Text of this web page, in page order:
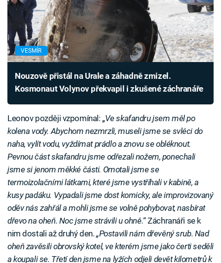
VESMÍR
Nouzově přistál na Urale a záhadně zmizel.
Kosmonaut Volynov překvapil i zkušené záchranáře
Leonov později vzpomínal: „Ve skafandru jsem měl po
kolena vody. Abychom nezmrzli, museli jsme se svléci do
naha, vylít vodu, vyždímat prádlo a znovu se obléknout.
Pevnou část skafandru jsme odřezali nožem, ponechali
jsme si jenom měkké části. Omotali jsme se
termoizolačními látkami, které jsme vystříhali v kabině, a
kusy padáku. Vypadali jsme dost komicky, ale improvizovaný
oděv nás zahřál a mohli jsme se volně pohybovat, nasbírat
dřevo na oheň. Noc jsme strávili u ohně.“ Záchranáři se k
nim dostali až druhý den.„Postavili nám dřevěný srub. Nad
oheň zavěsili obrovský kotel, ve kterém jsme jako čerti seděli
a koupali se. Třetí den jsme na lyžích odjeli devět kilometrů k